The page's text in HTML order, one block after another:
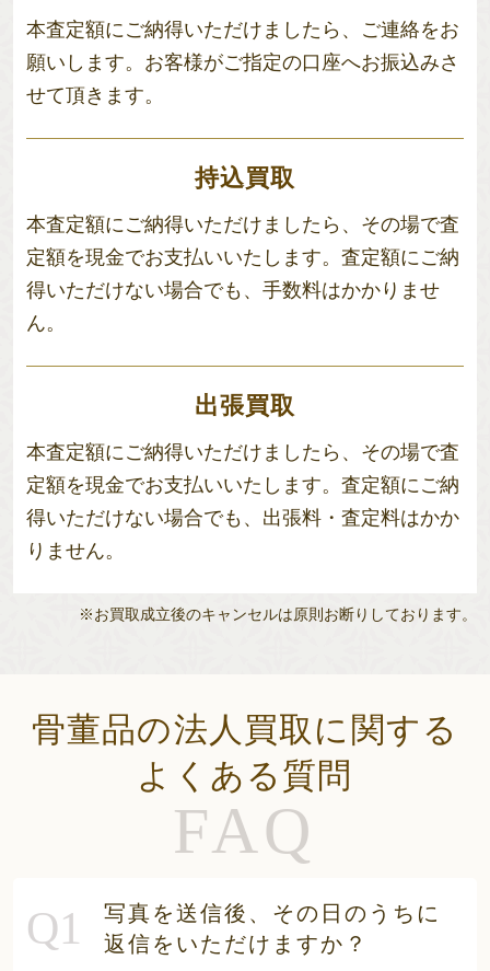
本査定額にご納得いただけましたら、ご連絡をお
願いします。お客様がご指定の口座へお振込みさ
せて頂きます。
持込買取
本査定額にご納得いただけましたら、その場で査
定額を現金でお支払いいたします。査定額にご納
得いただけない場合でも、手数料はかかりませ
ん。
出張買取
本査定額にご納得いただけましたら、その場で査
定額を現金でお支払いいたします。査定額にご納
得いただけない場合でも、出張料・査定料はかか
りません。
※お買取成立後のキャンセルは原則お断りしております。
骨董品の法人買取に関する
よくある質問
FAQ
Q1
写真を送信後、その日のうちに
返信をいただけますか？